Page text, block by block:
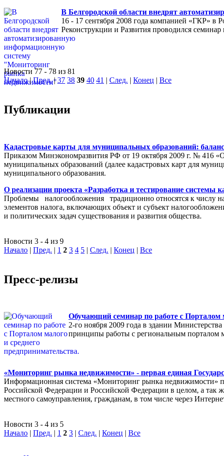
В Белгородской области внедрят
16 - 17 сентября 2008 года компанией «ГКР»
Реконструкции и Развития проводился
Новости 77 - 78 из 81
Начало|Пред.|37 38 39 40 41 | След. | Конец | Все
Публикации
Кадастровые карты для муниципальных образований:
Приказом Минэкономразвития РФ от 19 октября 2009 г. № 416
муниципальных образований (далее кадастровых карт для
муниципального образования.
О реализации проекта «Разработка и тестирование системы
Проблемы налогообложения традиционно относятся к числу
элементов налога, включающих объект и субъект
и политических задач существования и развития общества.
Новости 3 - 4 из 9
Начало | Пред. | 1 2 3 4 5 | След. | Конец | Все
Пресс-релизы
Обучающий семинар по работе с Порталом
2-го ноября 2009 года в здании
принципы работы с региональным порталом
«Мониторинг рынка недвижимости» - первая единая
Информационная система «Мониторинг рынка недвижимости»
Российской Федерации и Российской Федерации в целом, а так
местного самоуправления, гражданам, в том числе через
Новости 3 - 4 из 5
Начало | Пред. | 1 2 3 | След. | Конец | Все